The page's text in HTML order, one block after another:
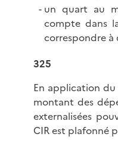
un quart au
compte dans
correspondre à
325
En application
montant des
externalisées
CIR est plafonné